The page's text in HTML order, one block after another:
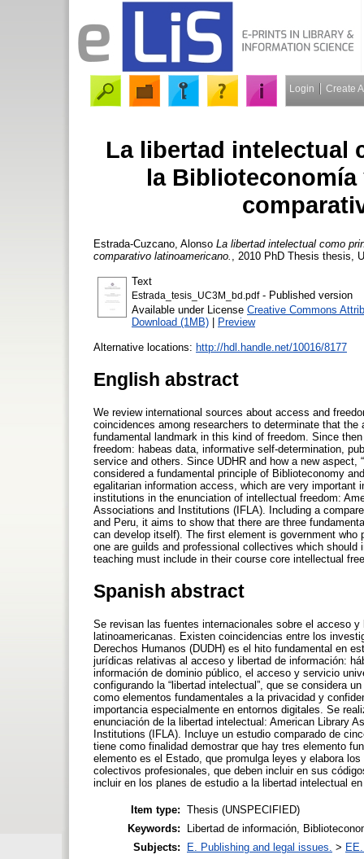
Login Create
La libertad intelectual
la
Estrada-Cuzcano, Alonso La libertad intelectual como
comparativo latinoamericano.
, 2010 PhD Thesis thesis,
Text
Estrada_tesis_UC3M_bd.pdf- Published version
Available under License Creative Commons
Download (1MB) | Preview
Alternative locations: http://hdl.handle.net/10016/8177
English abstract
We review international sources about access and
coincidences among researchers to determinate that
fundamental landmark in this kind of freedom. Since
freedom: habeas data, informative self-determination,
service and others. Since UDHR and how a new aspect,
considered a fundamental principle of Biblioteconomy
egalitarian information access, which are very important
institutions in the enunciation of intellectual freedom:
Associations and Institutions (IFLA). Including a
and Peru, it aims to show that there are three
can develop itself). The first element is government
one are guilds and professional collectives which
teaching must include in their course core intellectual
Spanish abstract
Se revisan las fuentes internacionales sobre el acceso
latinoamericanas. Existen coincidencias entre los
Derechos Humanos (DUDH) es el hito fundamental en
jurídicas relativas al acceso y libertad de información:
información de dominio público, el acceso y servicio
configurando la “libertad intelectual”, que se considera
como elementos fundamentales a la privacidad y
importancia especialmente en entornos digitales. Se
enunciación de la libertad intelectual: American Library
Institutions (IFLA). Incluye un estudio comparado de
tiene como finalidad demostrar que hay tres elemento
elemento es el Estado, que promulga leyes y elabora
colectivos profesionales, que deben incluir en sus
incluir en los planes de estudio a la libertad intelectual
Item type: Thesis (UNSPECIFIED)
Keywords:
Libertad de información,
Subjects:
E. Publishing and legal issues. >